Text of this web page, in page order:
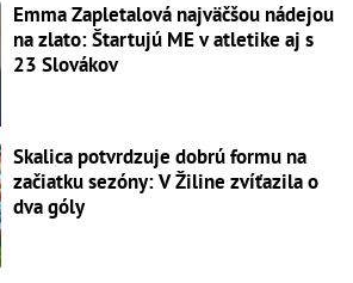
Emma Zapletalová najväčšou nádejou
na zlato: Štartujú ME v atletike aj s
23 Slovákov
Skalica potvrdzuje dobrú formu na
začiatku sezóny: V Žiline zvíťazila o
dva góly